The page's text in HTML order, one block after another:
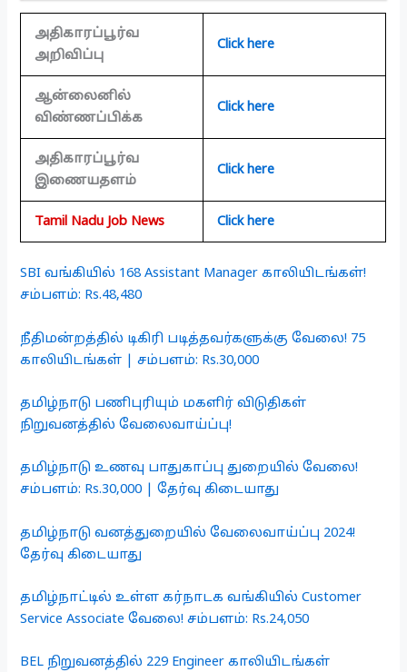
அதிகாரப்பூர்வ
அறிவிப்பு
Click here
ஆன்லைனில்
விண்ணப்பிக்க
Click here
அதிகாரப்பூர்வ
இணையதளம்
Click here
Tamil Nadu Job News Click here
SBI வங்கியில் 168 Assistant Manager காலியிடங்கள்!
சம்பளம்: Rs.48,480
நீதிமன்றத்தில் டிகிரி படித்தவர்களுக்கு வேலை! 75
காலியிடங்கள் | சம்பளம்: Rs.30,000
தமிழ்நாடு பணிபுரியும் மகளிர் விடுதிகள்
நிறுவனத்தில் வேலைவாய்ப்பு!
தமிழ்நாடு உணவு பாதுகாப்பு துறையில் வேலை!
சம்பளம்: Rs.30,000 | தேர்வு கிடையாது
தமிழ்நாடு வனத்துறையில் வேலைவாய்ப்பு 2024!
தேர்வு கிடையாது
தமிழ்நாட்டில் உள்ள கர்நாடக வங்கியில் Customer
Service Associate வேலை! சம்பளம்: Rs.24,050
BEL நிறுவனத்தில் 229 Engineer காலியிடங்கள்